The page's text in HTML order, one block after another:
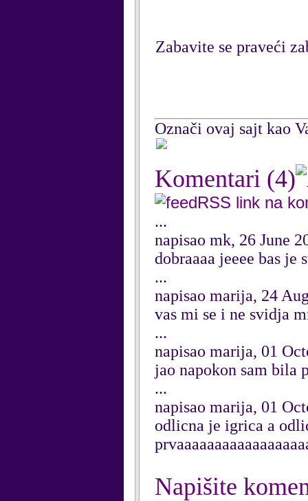
Zabavite se praveći
Označi ovaj sajt kao
Komentari (4)
RSS link na
...
napisao mk, 26 June
dobraaaa jeeee bas je
...
napisao marija, 24
vas mi se i ne svidja
...
napisao marija, 01
jao napokon sam bila
...
napisao marija, 01
odlicna je igrica a
Napišite